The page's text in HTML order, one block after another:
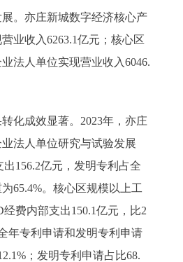
亦庄新城数字经济核心产
业收入6263.1亿元；核心区
法人单位实现营业收入6046.
成效显著。2023年，亦庄
法人单位研究与试验发展
出156.2亿元，发明专利占全
65.4%。核心区规模以上工
费内部支出150.1亿元，比2
年专利申请和发明专利申请
；发明专利申请占比68.